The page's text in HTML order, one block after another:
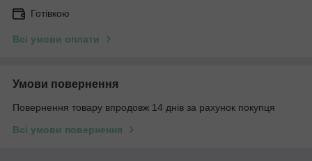
Готівкою
Всі умови оплати
Умови повернення
Повернення товару впродовж 14 днів за рахунок покупця
Всі умови повернення